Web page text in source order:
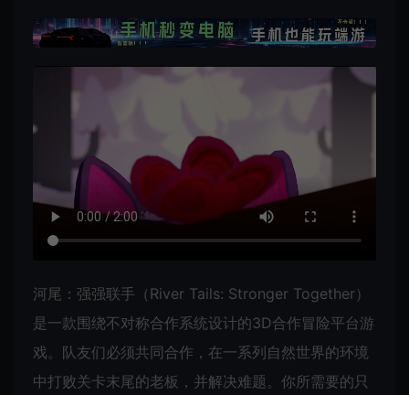
河尾：强强联手（River Tails: Stronger Together）
是一款围绕不对称合作系统设计的3D合作冒险平台游
戏。队友们必须共同合作，在一系列自然世界的环境
中打败关卡末尾的老板，并解决难题。你所需要的只